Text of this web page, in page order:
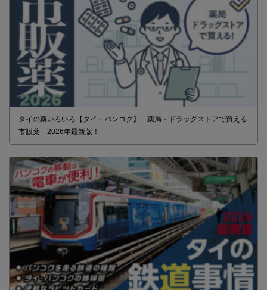
タイの薬いろいろ【タイ・バンコク】 薬局・ドラッグストアで買える
市販薬 2026年最新版！